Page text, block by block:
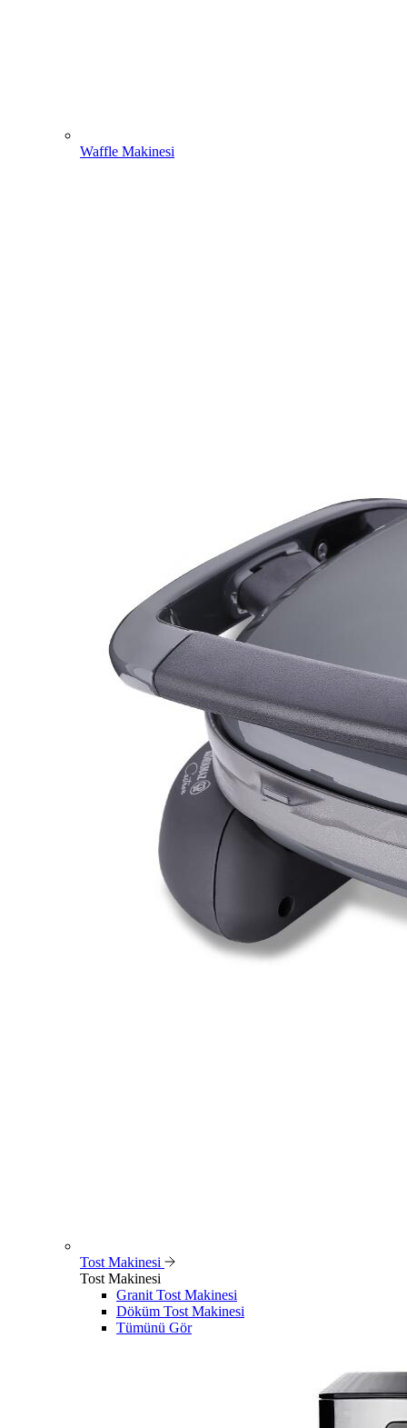
Waffle Makinesi
Tost Makinesi
Tost Makinesi
Granit Tost Makinesi
Döküm Tost Makinesi
Tümünü Gör